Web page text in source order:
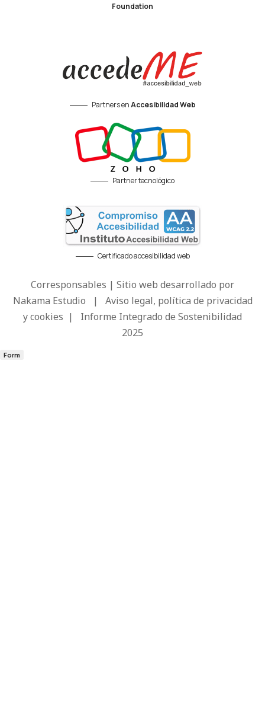
Foundation
Partners enAccesibilidad Web
Partner tecnológico
Certificado accesibilidad web
Corresponsables | Sitio web desarrollado por
Nakama Estudio | Aviso legal, política de privacidad
y cookies | Informe Integrado de Sostenibilidad
2025
Form